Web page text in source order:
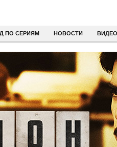
ПО СЕРИЯМ НОВОСТИ ВИДЕО